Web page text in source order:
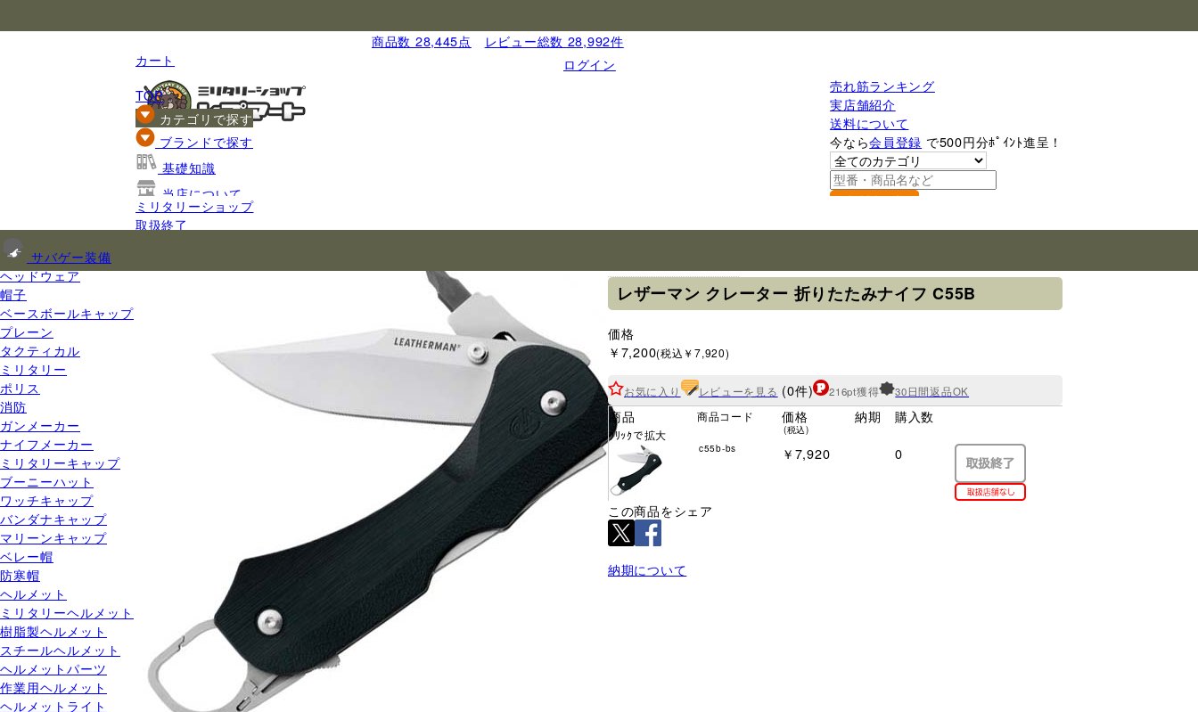
商品数 28,445点
レビュー総数 28,992件
ログイン
カート
売れ筋ランキング
実店舗紹介
送料について
今なら会員登録 で500円分ﾎﾟｲﾝﾄ進呈！
TOP
カテゴリで探す
サバゲー装備
ヘッドウェア
帽子
ベースボールキャップ
プレーン
タクティカル
ミリタリー
ポリス
消防
ガンメーカー
ナイフメーカー
ミリタリーキャップ
ブーニーハット
ワッチキャップ
バンダナキャップ
マリーンキャップ
ベレー帽
防寒帽
ヘルメット
ミリタリーヘルメット
樹脂製ヘルメット
スチールヘルメット
ヘルメットパーツ
作業用ヘルメット
ヘルメットライト
ブランドで探す
基礎知識
当店について
ご利用ガイド
ミリタリーショップ
取扱終了
レザーマン クレーター 折りたたみナイフ C55B
価格
￥7,200(税込￥7,920)
お気に入り レビューを見る (0件) 216pt獲得 30日間返品OK
商品
ｸﾘｯｸで拡大
商品コード 価格
(税込)
納期 購入数
c55b-bs ￥7,920 0
この商品をシェア
納期について